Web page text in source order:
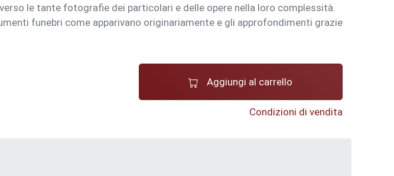
le tante fotografie dei particolari e delle opere nella loro complessità.
funebri come apparivano originariamente e gli approfondimenti grazie
Aggiungi al carrello
Condizioni di vendita